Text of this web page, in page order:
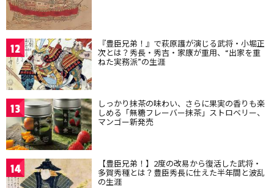
12 『豊臣兄弟！』で萩原護が演じる武将・小堀正
次とは？秀長・秀吉・家康が重用、“出家を重
ねた実務派”の生涯
13 しっかり抹茶の味わい、さらに果実の香りも楽
しめる「無糖フレーバー抹茶」ストロベリー、
マンゴー新発売
14 【豊臣兄弟！】2度の改易から復活した武将・
多賀秀種とは？豊臣秀長に仕えた半年間と波乱
の生涯